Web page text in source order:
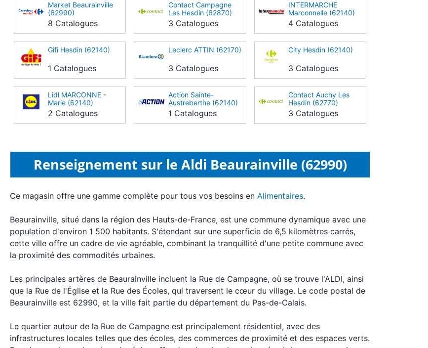
Market Beaurainville
(62990)
8 Catalogues
Contact Campagne
Les Hesdin (62870)
3 Catalogues
INTERMARCHE
Marconnelle (62140)
4 Catalogues
Gifi Hesdin (62140)
1 Catalogues
Leclerc ATTIN (62170)
3 Catalogues
City Hesdin (62140)
3 Catalogues
Lidl MARCONNE -
Marie (62140)
2 Catalogues
Action Sainte-
Austreberthe (62140)
1 Catalogues
Contact Auchy Les
Hesdin (62770)
3 Catalogues
Renseignement sur le Aldi Beaurainville (62990)
Ce magasin offre une gamme complète pour tous vos besoins en Alimentaires.
Beaurainville, situé dans la région des Hauts-de-France, est une commune dynamique avec une
population d'environ 1 500 habitants. S'étendant sur une superficie de 6,5 kilomètres carrés,
cette ville offre un cadre de vie agréable, combinant la tranquillité d'une petite commune avec
la proximité des commodités urbaines.
Les principales artères de Beaurainville incluent la Rue de Campagne, où se trouve l'ALDI, ainsi
que la Rue de l'Église et la Rue des Écoles, qui traversent le cœur du village. Le code postal de
Beaurainville est 62990, et la ville fait partie du département du Pas-de-Calais.
Le quartier autour de la Rue de Campagne est principalement résidentiel, avec des
infrastructures locales telles que des écoles, des commerces de proximité et des espaces verts.